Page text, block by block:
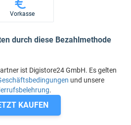
Vorkasse
durch diese Bezahlmethode
ist Digistore24 GmbH. Es gelten
und unsere
.
KAUFEN